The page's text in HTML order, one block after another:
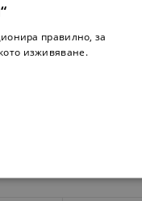
правилно, за
изживяване.